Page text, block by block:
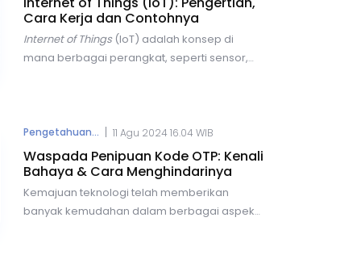
maupun berbayar.
Cara Kerja dan Contohnya
Internet of Things(IoT) adalah konsep di
mana berbagai perangkat, seperti sensor,
dapat terkoneksi untuk melakukan berbagai
aktivitas, mulai dari pencarian informasi
hingga pengolahan data, tanpa perlu campur
tangan manusia.
Pengetahuan... | 11 Agu 2024 16.04 WIB
Waspada Penipuan Kode OTP: Kenali
Bahaya & Cara Menghindarinya
Kemajuan teknologi telah memberikan
banyak kemudahan dalam berbagai aspek